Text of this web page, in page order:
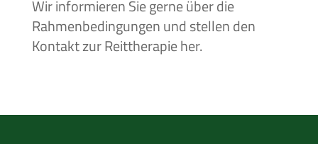
Wir informieren Sie gerne über die
Rahmenbedingungen und stellen den
Kontakt zur Reittherapie her.